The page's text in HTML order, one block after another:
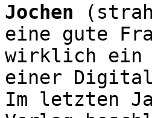
Jochen
eine gute
wirklich ein
einer
Im letzten